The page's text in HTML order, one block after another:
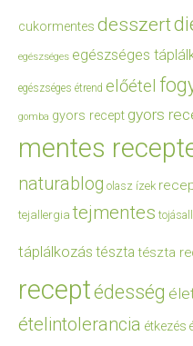
cukormentes desszert
egészséges egészséges
egészséges étrend előétel
gomba gyors recept gyors
mentes
naturablog olasz ízek
tejallergia tejmentes
táplálkozás tészta tészta
receptédesség
ételintolerancia étkezés